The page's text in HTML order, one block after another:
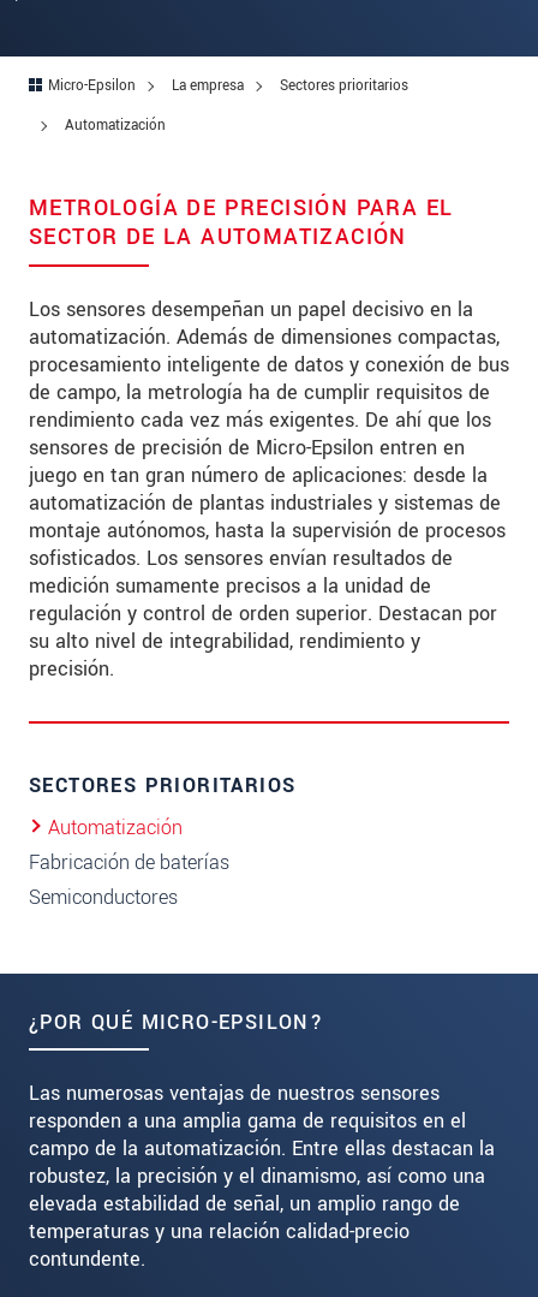
Micro-Epsilon La empresa
Sectores prioritarios
Automatización
METROLOGÍA DE PRECISIÓN PARA EL
SECTOR DE LA AUTOMATIZACIÓN
Los sensores desempeñan un papel decisivo en la
automatización. Además de dimensiones compactas,
procesamiento inteligente de datos y conexión de bus
de campo, la metrología ha de cumplir requisitos de
rendimiento cada vez más exigentes. De ahí que los
sensores de precisión de Micro-Epsilon entren en
juego en tan gran número de aplicaciones: desde la
automatización de plantas industriales y sistemas de
montaje autónomos, hasta la supervisión de procesos
sofisticados. Los sensores envían resultados de
medición sumamente precisos a la unidad de
regulación y control de orden superior. Destacan por
su alto nivel de integrabilidad, rendimiento y
precisión.
SECTORES PRIORITARIOS
Automatización
Fabricación de baterías
Semiconductores
¿POR QUÉ MICRO-EPSILON?
Las numerosas ventajas de nuestros sensores
responden a una amplia gama de requisitos en el
campo de la automatización. Entre ellas destacan la
robustez, la precisión y el dinamismo, así como una
elevada estabilidad de señal, un amplio rango de
temperaturas y una relación calidad-precio
contundente.